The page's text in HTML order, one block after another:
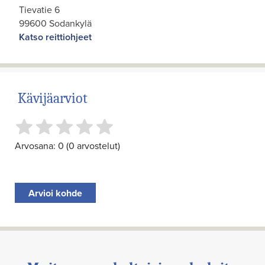
Tievatie 6
99600 Sodankylä
Katso reittiohjeet
Kävijäarviot
Arvosana: 0 (0 arvostelut)
Arvioi kohde